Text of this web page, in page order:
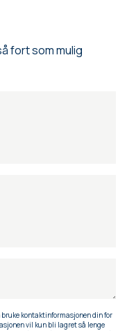
fort som mulig
bruke kontaktinformasjonen din for
vil kun bli lagret så lenge